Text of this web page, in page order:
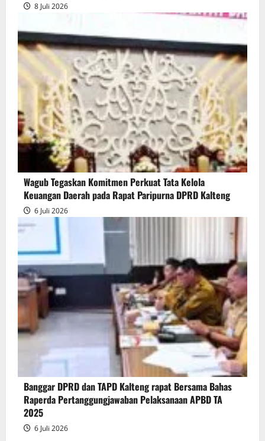
8 Juli 2026
Wagub Tegaskan Komitmen Perkuat Tata Kelola
Keuangan Daerah pada Rapat Paripurna DPRD Kalteng
6 Juli 2026
Banggar DPRD dan TAPD Kalteng rapat Bersama Bahas
Raperda Pertanggungjawaban Pelaksanaan APBD TA
2025
6 Juli 2026